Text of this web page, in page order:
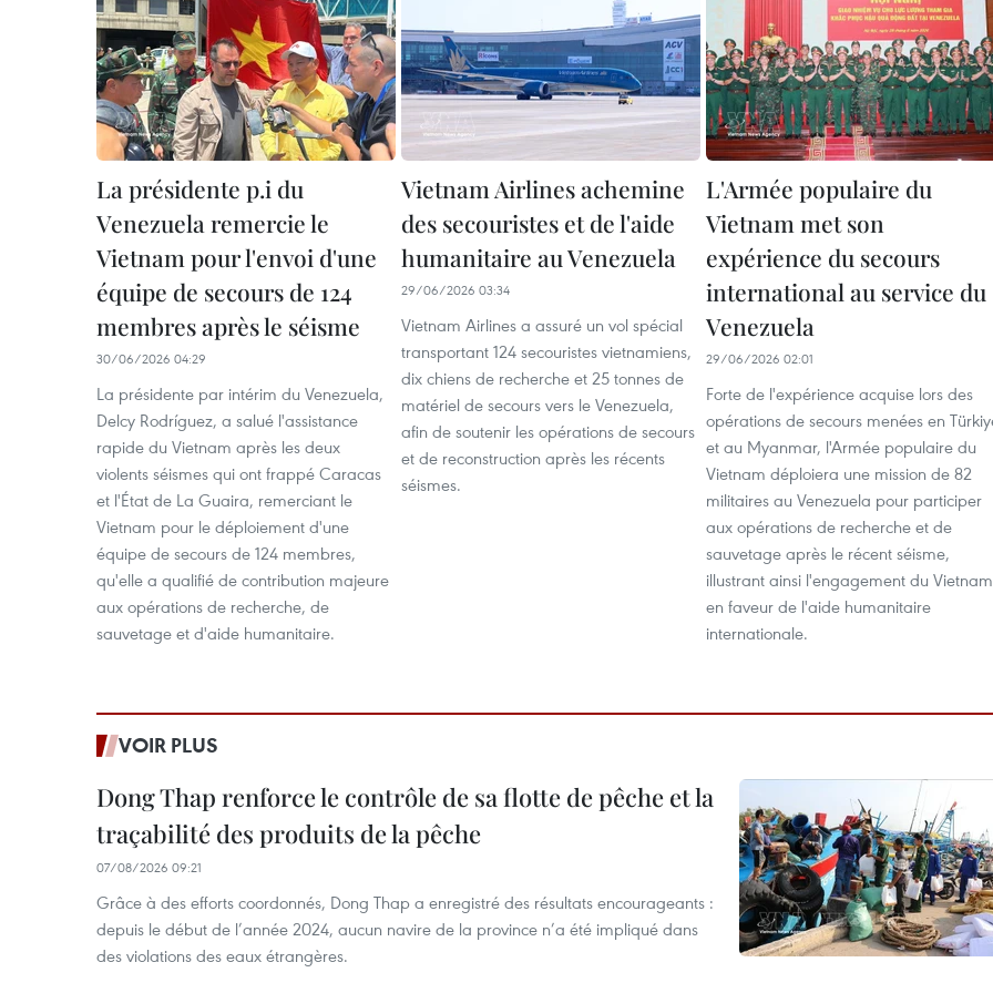
La présidente p.i du
Venezuela remercie le
Vietnam pour l'envoi d'une
équipe de secours de 124
membres après le séisme
30/06/2026 04:29
La présidente par intérim du Venezuela,
Delcy Rodríguez, a salué l'assistance
rapide du Vietnam après les deux
violents séismes qui ont frappé Caracas
et l'État de La Guaira, remerciant le
Vietnam pour le déploiement d'une
équipe de secours de 124 membres,
qu'elle a qualifié de contribution majeure
aux opérations de recherche, de
sauvetage et d'aide humanitaire.
Vietnam Airlines achemine
des secouristes et de l'aide
humanitaire au Venezuela
29/06/2026 03:34
Vietnam Airlines a assuré un vol spécial
transportant 124 secouristes vietnamiens,
dix chiens de recherche et 25 tonnes de
matériel de secours vers le Venezuela,
afin de soutenir les opérations de secours
et de reconstruction après les récents
séismes.
L'Armée populaire du
Vietnam met son
expérience du secours
international au service du
Venezuela
29/06/2026 02:01
Forte de l'expérience acquise lors des
opérations de secours menées en
et au Myanmar, l'Armée populaire du
Vietnam déploiera une mission de 82
militaires au Venezuela pour participer
aux opérations de recherche et de
sauvetage après le récent séisme,
illustrant ainsi l'engagement du Vietnam
en faveur de l'aide humanitaire
internationale.
VOIR PLUS
Dong Thap renforce le contrôle de sa flotte de pêche et la
traçabilité des produits de la pêche
07/08/2026 09:21
Grâce à des efforts coordonnés, Dong Thap a enregistré des résultats encourageants :
depuis le début de l’année 2024, aucun navire de la province n’a été impliqué dans
des violations des eaux étrangères.